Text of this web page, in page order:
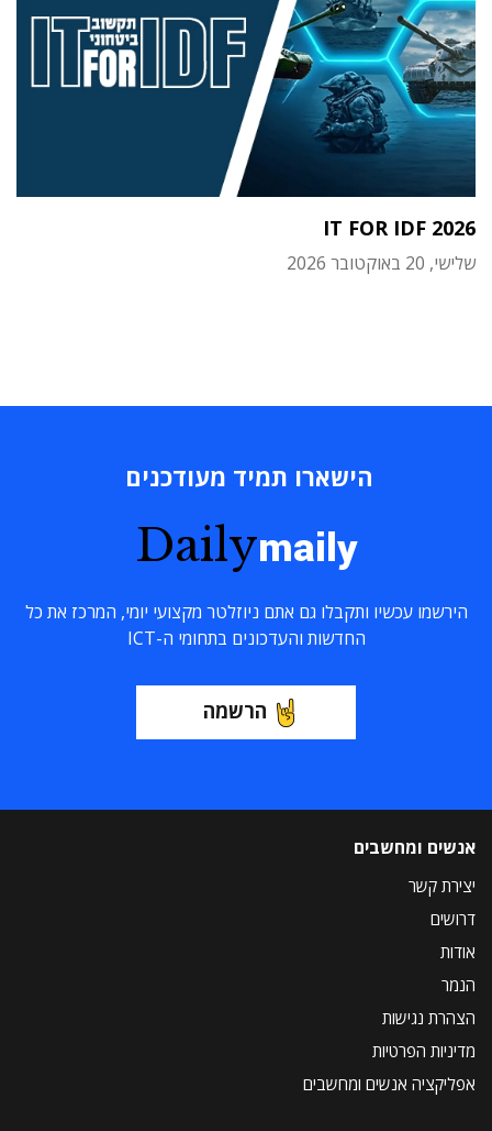
IT FOR IDF 2026
שלישי, 20 באוקטובר 2026
הישארו תמיד מעודכנים
Dailymaily
הירשמו עכשיו ותקבלו גם אתם ניוזלטר מקצועי יומי, המרכז את כל
החדשות והעדכונים בתחומי ה-ICT
הרשמה
אנשים ומחשבים
יצירת קשר
דרושים
אודות
הנמר
הצהרת נגישות
מדיניות הפרטיות
אפליקציה אנשים ומחשבים